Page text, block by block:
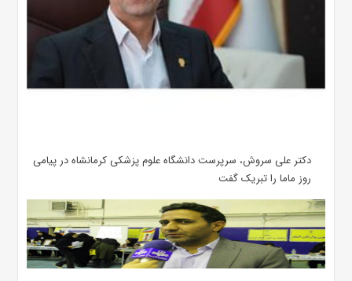
دکتر علی سروش، سرپرست دانشگاه علوم پزشکی کرمانشاه در پیامی
روز ماما را تبریک گفت